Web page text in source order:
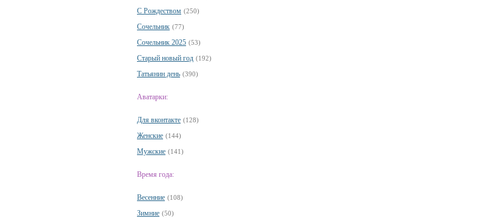
С Рождеством (250)
Сочельник (77)
Сочельник 2025 (53)
Старый новый год (192)
Татьянин день (390)
Аватарки:
Для вконтакте (128)
Женские (144)
Мужские (141)
Время года:
Весенние (108)
Зимние (50)